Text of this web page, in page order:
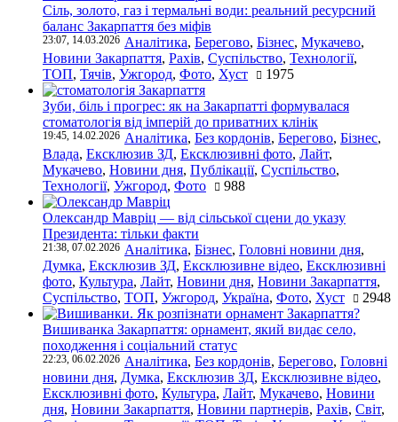
Сіль, золото, газ і термальні води: реальний ресурсний
баланс Закарпаття без міфів
23:07, 14.03.2026 Аналітика, Берегово, Бізнес, Мукачево,
Новини Закарпаття, Рахів, Суспільство, Технології,
ТОП, Тячів, Ужгород, Фото, Хуст 1975
Зуби, біль і прогрес: як на Закарпатті формувалася
стоматологія від імперій до приватних клінік
19:45, 14.02.2026 Аналітика, Без кордонів, Берегово, Бізнес,
Влада, Ексклюзив ЗД, Ексклюзивні фото, Лайт,
Мукачево, Новини дня, Публікації, Суспільство,
Технології, Ужгород, Фото 988
Олександр Мавріц — від сільської сцени до указу
Президента: тільки факти
21:38, 07.02.2026 Аналітика, Бізнес, Головні новини дня,
Думка, Ексклюзив ЗД, Ексклюзивне відео, Ексклюзивні
фото, Культура, Лайт, Новини дня, Новини Закарпаття,
Суспільство, ТОП, Ужгород, Україна, Фото, Хуст 2948
Вишиванка Закарпаття: орнамент, який видає село,
походження і соціальний статус
22:23, 06.02.2026 Аналітика, Без кордонів, Берегово, Головні
новини дня, Думка, Ексклюзив ЗД, Ексклюзивне відео,
Ексклюзивні фото, Культура, Лайт, Мукачево, Новини
дня, Новини Закарпаття, Новини партнерів, Рахів, Світ,